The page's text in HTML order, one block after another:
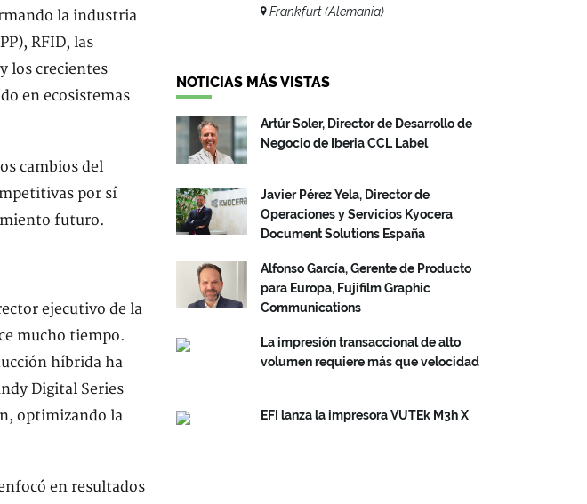
la industria
RFID, las
los crecientes
en ecosistemas
cambios del
por sí
futuro.
ejecutivo de la
mucho tiempo.
híbrida ha
Digital Series
optimizando la
en resultados
Frankfurt (Alemania)
NOTICIAS MÁS VISTAS
Artúr Soler, Director de Desarrollo de
Negocio de Iberia CCL Label
Javier Pérez Yela, Director de
Operaciones y Servicios Kyocera
Document Solutions España
Alfonso García, Gerente de Producto
para Europa, Fujifilm Graphic
Communications
La impresión transaccional de alto
volumen requiere más que velocidad
EFI lanza la impresora VUTEk M3h X